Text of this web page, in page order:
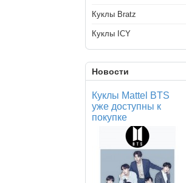
Куклы Bratz
Куклы ICY
Новости
Куклы Mattel BTS
уже доступны к
покупке